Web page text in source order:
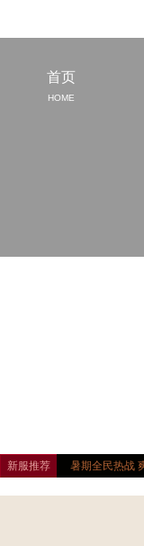
首页
HOME
新服推荐 暑期全民热战